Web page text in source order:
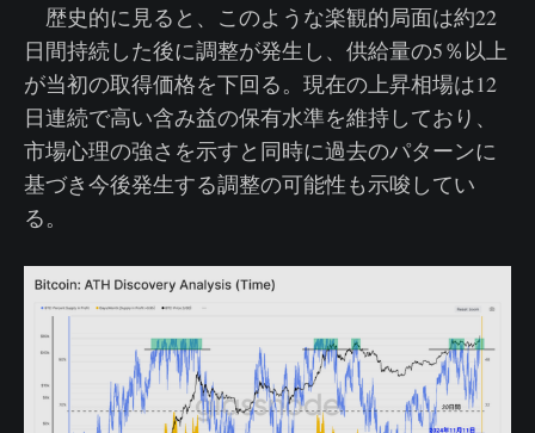
歴史的に見ると、このような楽観的局面は約22
日間持続した後に調整が発生し、供給量の5％以上
が当初の取得価格を下回る。現在の上昇相場は12
日連続で高い含み益の保有水準を維持しており、
市場心理の強さを示すと同時に過去のパターンに
基づき今後発生する調整の可能性も示唆してい
る。